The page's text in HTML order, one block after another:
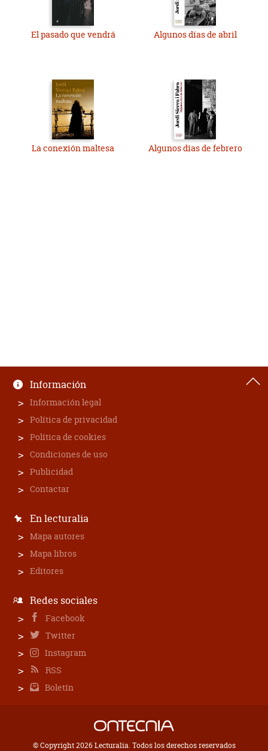
El pasado que vendrá Algunos días de abril
La conexión maltesa Algunos días de febrero
Información
Información legal
Política de privacidad
Política de cookies
Condiciones de uso
Publicidad
Contactar
En lecturalia
Mapa autores
Mapa libros
Editores
Redes sociales
Facebook
Twitter
Instagram
RSS
Boletín
© Copyright 2026 Lecturalia. Todos los derechos reservados